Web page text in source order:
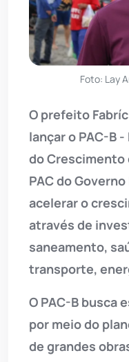
Foto: Lay
O prefeito
lançar o PAC-B
do Crescimento
PAC do
acelerar o
através de
saneamento,
transporte,
O PAC-B busca
por meio do
de grandes